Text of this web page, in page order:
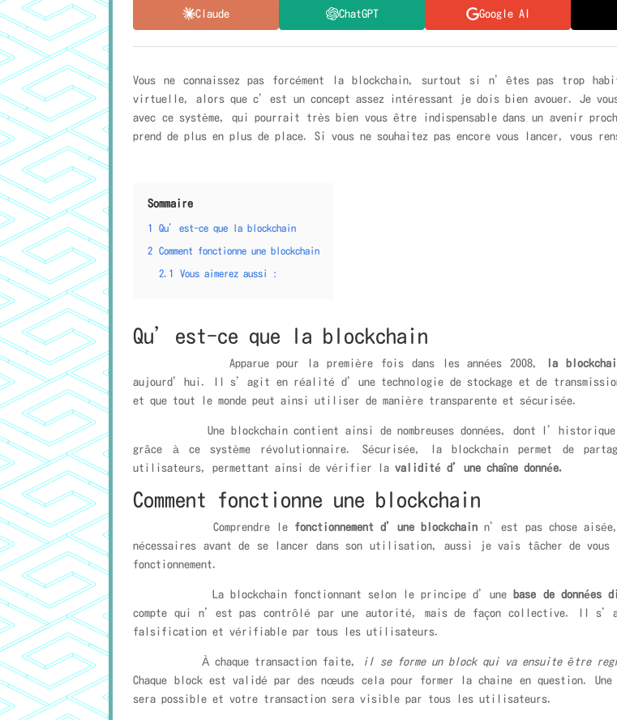
Claude ChatGPT Google AI
Vous ne connaissez pas forcément la blockchain, surtout si n’êtes pas trop
virtuelle, alors que c’est un concept assez intéressant je dois bien avouer. Je
avec ce système, qui pourrait très bien vous être indispensable dans un avenir
prend de plus en plus de place. Si vous ne souhaitez pas encore vous lancer, vous
Sommaire
1 Qu’est-ce que la blockchain
2 Comment fonctionne une blockchain
2.1 Vous aimerez aussi :
Qu’est-ce que la blockchain
Apparue pour la première fois dans les années 2008, la
aujourd’hui. Il s’agit en réalité d’une technologie de stockage et de
et que tout le monde peut ainsi utiliser de manière transparente et sécurisée.
Une blockchain contient ainsi de nombreuses données, dont l’historique
grâce à ce système révolutionnaire. Sécurisée, la blockchain permet de
utilisateurs, permettant ainsi de vérifier lavalidité d’une chaîne donnée.
Comment fonctionne une blockchain
Comprendre le fonctionnement d’une blockchain n’est pas chose
nécessaires avant de se lancer dans son utilisation, aussi je vais tâcher de
fonctionnement.
La blockchain fonctionnant selon le principe d’une base de données
compte qui n’est pas contrôlé par une autorité, mais de façon collective. Il
falsification et vérifiable par tous les utilisateurs.
À chaque transaction faite, il se forme un block qui va ensuite être
Chaque block est validé par des nœuds cela pour former la chaine en question.
sera possible et votre transaction sera visible par tous les utilisateurs.